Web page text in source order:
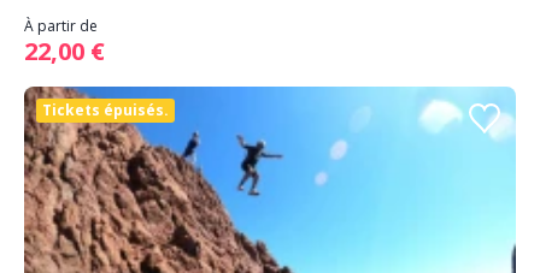
À partir de
22,00 €
Tickets épuisés.